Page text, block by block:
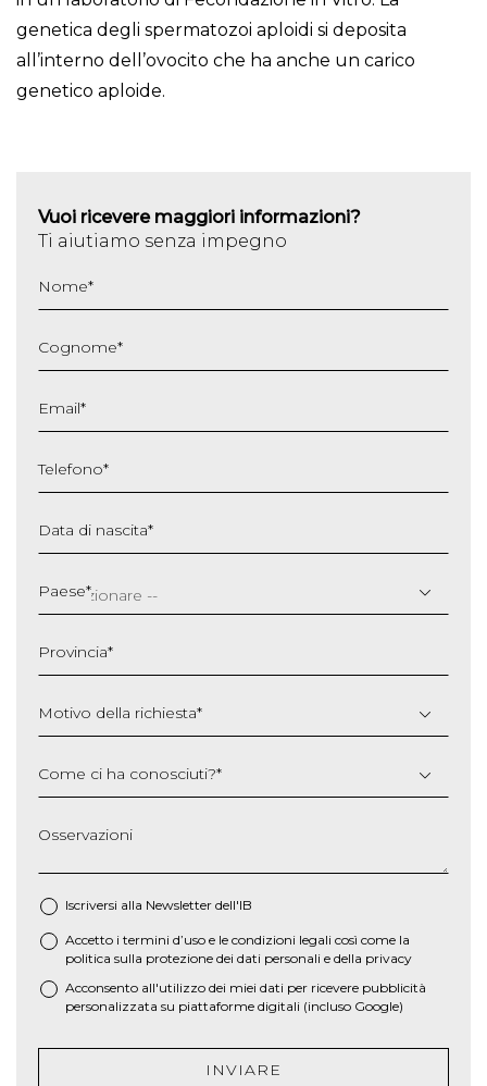
genetica degli spermatozoi aploidi si deposita
all’interno dell’ovocito che ha anche un carico
genetico aploide.
Vuoi ricevere maggiori informazioni?
Ti aiutiamo senza impegno
Nome*
Cognome*
Email*
Telefono*
Data di nascita*
slash
MM
AAAA
Paese*
Provincia*
Motivo della richiesta*
Come ci ha conosciuti?*
Osservazioni
Iscriversi alla Newsletter dell'IB
* Accetto i termini d’uso e le condizioni legali così come la
politica sulla protezione dei dati personali e della privacy
Acconsento all'utilizzo dei miei dati per ricevere pubblicità
personalizzata su piattaforme digitali (incluso Google)
INVIARE